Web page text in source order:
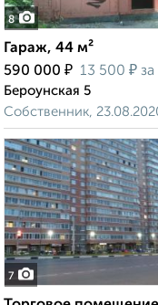
8
Гараж, 44 м²
590 000 ₽ 13 500 ₽ за
Бероунская 5
Собственник,
7